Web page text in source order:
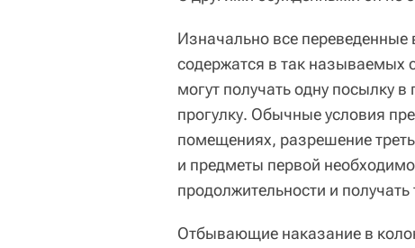
Изначально все
содержатся в так называемых
могут получать одну посылку
прогулку. Обычные условия
помещениях, разрешение
и предметы первой
продолжительности и
Отбывающие наказание в